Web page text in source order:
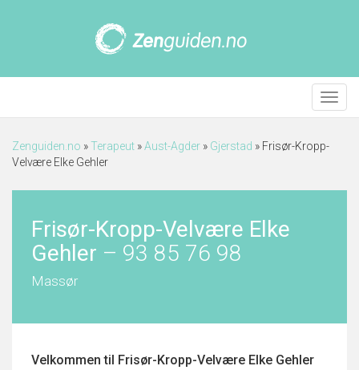
Meny
Zenguiden.no »Terapeut »Aust-Agder » Gjerstad » Frisør-Kropp-
Velvære Elke Gehler
Frisør-Kropp-Velvære Elke
Gehler – 93 85 76 98
Massør
Velkommen til Frisør-Kropp-Velvære Elke Gehler